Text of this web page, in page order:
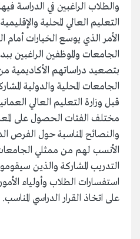
والطلاب الراغبين في
التعليم العالي المحلية
الأمر الذي يوسع الخيارات
الجامعات والموظفين الراغبين
بتصعيد دراساتهم الأكاديمية
الجامعات المحلية والدولية
قبل وزارة التعليم العالي
مختلف الفئات الحصول على
والنصائح المناسبة حول الفرص
الأنسب لهم من ممثلي
التدريب المشاركة والذين
استفسارات الطلاب وأولياء
على اتخاذ القرار الدراسي المناسب.